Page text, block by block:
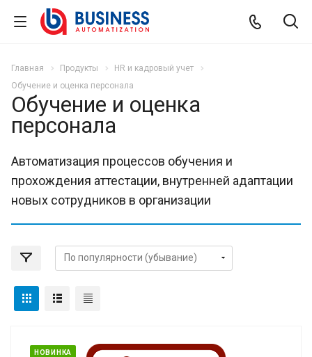
Главная Продукты
HR и кадровый учет
Обучение и оценка персонала
Обучение и оценка
персонала
Автоматизация процессов обучения и
прохождения аттестации, внутренней адаптации
новых сотрудников в организации
НОВИНКА